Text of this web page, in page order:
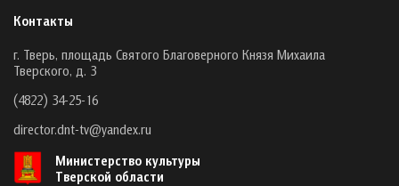
Контакты
г. Тверь, площадь Святого Благоверного Князя Михаила
Тверского, д. 3
(4822) 34-25-16
director.dnt-tv@yandex.ru
Министерство культуры
Тверской области